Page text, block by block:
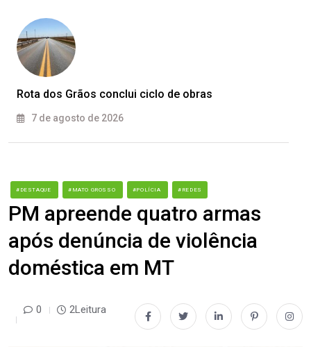
Rota dos Grãos conclui ciclo de obras
7 de agosto de 2026
#DESTAQUE #MATO GROSSO #POLÍCIA #REDES
PM apreende quatro armas
após denúncia de violência
doméstica em MT
0 2Leitura